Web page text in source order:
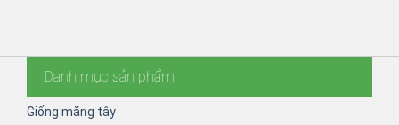
Danh mục sản phẩm
Giống măng tây